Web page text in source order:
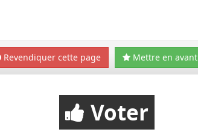
Revendiquer cette page Mettre en avant
Voter